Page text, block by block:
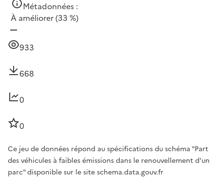
Métadonnées :
À améliorer(33 %)
933
668
0
0
Ce jeu de données répond au spécifications du schéma "Part
des véhicules à faibles émissions dans le renouvellement d'un
parc" disponible sur le site schema.data.gouv.fr